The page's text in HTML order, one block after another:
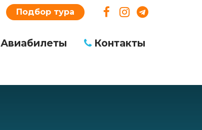
Подбор тура
Авиабилеты Контакты